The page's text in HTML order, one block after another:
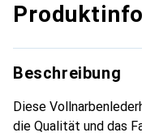
Beschreibung
Diese
die Qualität und das